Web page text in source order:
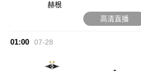
赫根
高清直播
01:00 07-28
-